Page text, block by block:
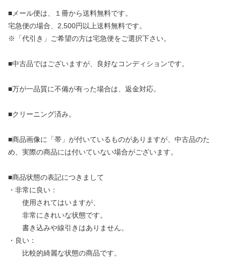
■メール便は、１冊から送料無料です。
宅急便の場合、2,500円以上送料無料です。
※「代引き」ご希望の方は宅急便をご選択下さい。
■中古品ではございますが、良好なコンディションです。
■万が一品質に不備が有った場合は、返金対応。
■クリーニング済み。
■商品画像に「帯」が付いているものがありますが、中古品のた
め、実際の商品には付いていない場合がございます。
■商品状態の表記につきまして
・非常に良い：
使用されてはいますが、
非常にきれいな状態です。
書き込みや線引きはありません。
・良い：
比較的綺麗な状態の商品です。